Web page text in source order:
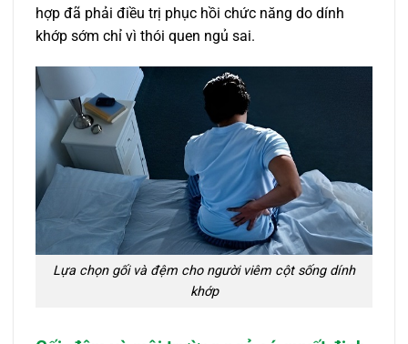
hợp đã phải điều trị phục hồi chức năng do dính
khớp sớm chỉ vì thói quen ngủ sai.
Lựa chọn gối và đệm cho người viêm cột sống dính
khớp